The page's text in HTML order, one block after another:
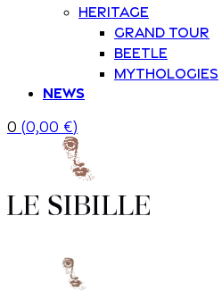
Heritage
Grand Tour
Beetle
Mythologies
News
0 (0,00 €)